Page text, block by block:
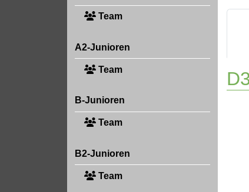
Team
A2-Junioren
Team
B-Junioren
Team
B2-Junioren
Team